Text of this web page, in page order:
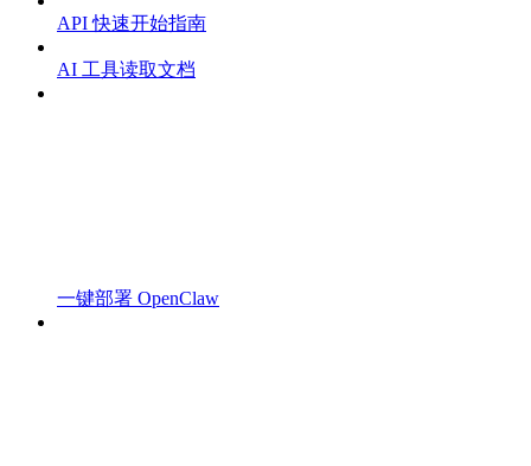
API 快速开始指南
AI 工具读取文档
一键部署 OpenClaw